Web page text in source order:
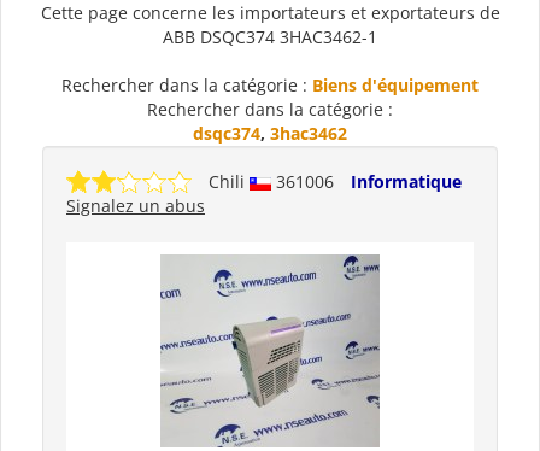
Cette page concerne les importateurs et exportateurs de
ABB DSQC374 3HAC3462-1
Rechercher dans la catégorie : Biens d'équipement
Rechercher dans la catégorie :
dsqc374, 3hac3462
Chili 361006
Informatique
Signalez un abus